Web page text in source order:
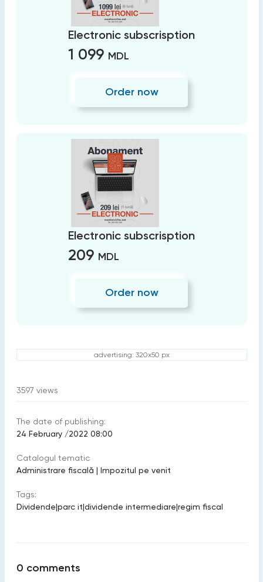
Electronic subscrisption
1 099 MDL
Order now
Electronic subscrisption
209 MDL
Order now
advertising: 320x50 px
3597 views
The date of publishing:
24 February /2022 08:00
Catalogul tematic
Administrare fiscală | Impozitul pe venit
Tags:
Dividende|parc it|dividende intermediare|regim fiscal
0 comments